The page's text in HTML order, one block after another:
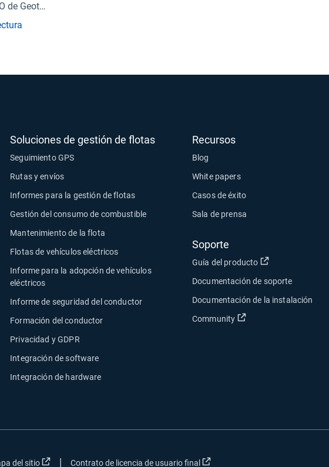
de Geotab
y del
Soluciones de gestión de flotas
Seguimiento GPS
Rutas y envíos
Informes para la gestión de flotas
Gestión del consumo de combustible
Mantenimiento de la flota
Flotas de vehículos eléctricos
Informe para la adopción de vehículos
eléctricos
Informe de seguridad del conductor
Formación del conductor
Privacidad y GDPR
Integración de software
Integración de hardware
Recursos
Blog
White papers
Casos de éxito
Sala de prensa
Soporte
Guía del producto Abrir en una
Documentación de soporte
Documentación de la instalación
Community
Abrir en una nueva
del sitio Abrir en una nueva ventana
| Contrato de licencia de usuario final Abrir en una nueva ventana